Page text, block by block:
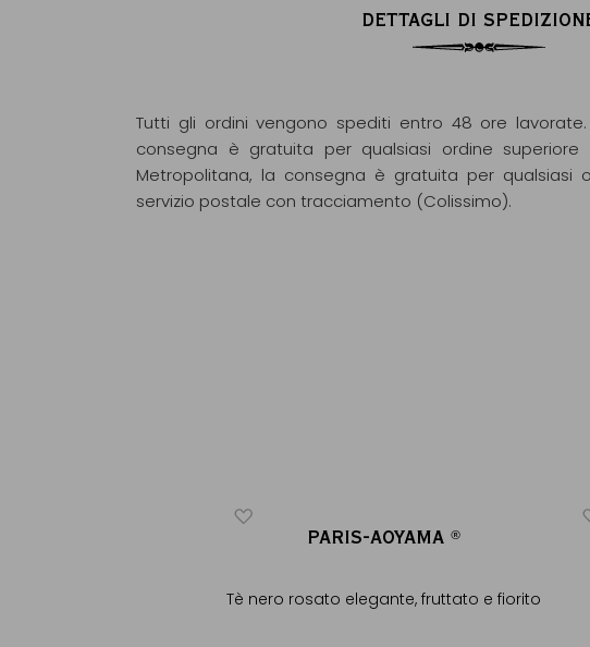
DETTAGLI DI
Tutti gli ordini vengono spediti entro 48 ore
consegna è gratuita per qualsiasi ordine
Metropolitana, la consegna è gratuita per qualsiasi
servizio postale con tracciamento (Colissimo).
PARIS-AOYAMA ®
Tè nero rosato elegante, fruttato e fiorito